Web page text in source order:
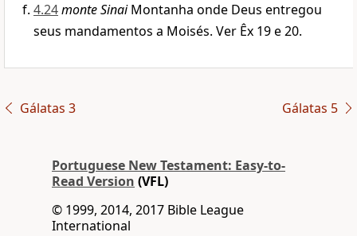
4.24monte SinaiMontanha onde Deus entregou
seus mandamentos a Moisés. Ver Êx 19 e 20.
Gálatas 3 Gálatas 5
Portuguese New Testament: Easy-to-
Read Version (VFL)
© 1999, 2014, 2017 Bible League
International